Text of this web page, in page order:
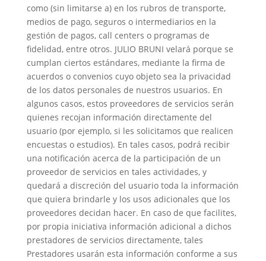
como (sin limitarse a) en los rubros de transporte,
medios de pago, seguros o intermediarios en la
gestión de pagos, call centers o programas de
fidelidad, entre otros. JULIO BRUNI velará porque se
cumplan ciertos estándares, mediante la firma de
acuerdos o convenios cuyo objeto sea la privacidad
de los datos personales de nuestros usuarios. En
algunos casos, estos proveedores de servicios serán
quienes recojan información directamente del
usuario (por ejemplo, si les solicitamos que realicen
encuestas o estudios). En tales casos, podrá recibir
una notificación acerca de la participación de un
proveedor de servicios en tales actividades, y
quedará a discreción del usuario toda la información
que quiera brindarle y los usos adicionales que los
proveedores decidan hacer. En caso de que facilites,
por propia iniciativa información adicional a dichos
prestadores de servicios directamente, tales
Prestadores usarán esta información conforme a sus